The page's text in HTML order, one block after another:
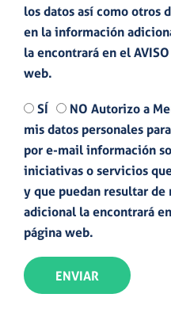
los datos así como otros
en la información
la encontrará en el
web.
SÍ
NO Autorizo a
mis datos personales
por e-mail información
iniciativas o servicios
y que puedan resultar
adicional la encontrará
página web.
ENVIAR